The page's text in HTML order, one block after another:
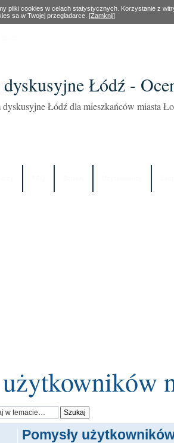
pliki cookies w celach statystycznych. Korzystanie z
sa w Twojej przegladarce. [Zamknij]
Łódź -
dyskusyjne Łódź dla mieszkańców miasta
użytkowników
Pomysły